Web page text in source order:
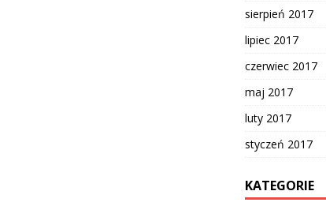
sierpień 2017
lipiec 2017
czerwiec 2017
maj 2017
luty 2017
styczeń 2017
KATEGORIE